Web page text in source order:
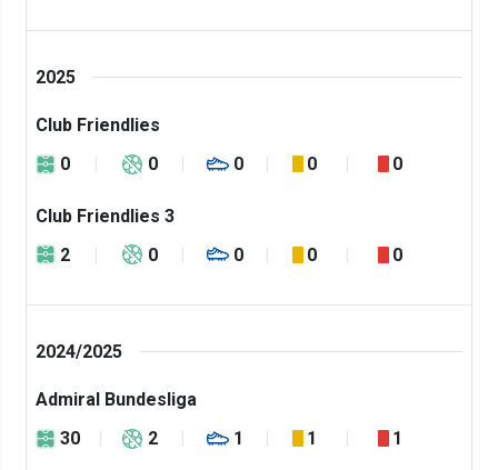
2025
Club Friendlies
0
0 0 0 0
Club Friendlies 3
2
0 0 0 0
2024/2025
Admiral Bundesliga
30
2 1 1 1